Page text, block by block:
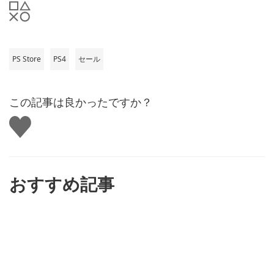
PS Store PS4 セール
この記事は良かったですか？
い
い
おすすめ記事